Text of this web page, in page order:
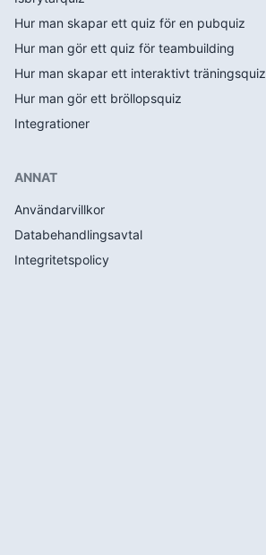
Hur man skapar ett quiz för en pubquiz
Hur man gör ett quiz för teambuilding
Hur man skapar ett interaktivt träningsquiz
Hur man gör ett bröllopsquiz
Integrationer
ANNAT
Användarvillkor
Databehandlingsavtal
Integritetspolicy